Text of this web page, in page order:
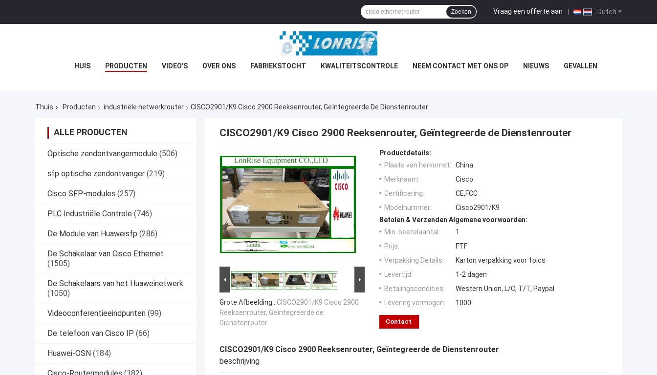
Dutch
Vraag een offerte aan |
Zoeken
HUIS PRODUCTEN VIDEO'S OVER ONS FABRIEKSTOCHT KWALITEITSCONTROLE NEEM CONTACT MET ONS OP NIEUWS GEVALLEN
Thuis Producten industriële netwerkrouter CISCO2901/K9 Cisco 2900 Reeksenrouter, Geïntegreerde De Dienstenrouter
ALLE PRODUCTEN
Optische zendontvangermodule (506)
sfp optische zendontvanger (219)
Cisco SFP-modules (257)
PLC Industriële Controle (746)
De Module van Huaweisfp (286)
De Schakelaar van Cisco Ethernet
(1505)
De Schakelaars van het Huaweinetwerk
(1050)
Videoconferentieeindpunten (99)
De telefoon van Cisco IP (66)
Huawei-OSN (184)
CISCO2901/K9 Cisco 2900 Reeksenrouter, Geïntegreerde de Dienstenrouter
Grote Afbeelding : CISCO2901/K9 Cisco 2900
Reeksenrouter, Geïntegreerde de
Dienstenrouter
Productdetails:
Plaats van herkomst:
China
Merknaam:
Cisco
Certificering:
CE,FCC
Modelnummer:
Cisco2901/K9
Betalen & Verzenden Algemene voorwaarden:
Min. bestelaantal:
1
Prijs:
FTF
Verpakking Details:
Karton verpakking voor 1pics
Levertijd:
1-2 dagen
Betalingscondities:
Western Union, L/C, T/T, Paypal
Levering vermogen:
1000
Contact
CISCO2901/K9 Cisco 2900 Reeksenrouter, Geïntegreerde de Dienstenrouter
beschrijving